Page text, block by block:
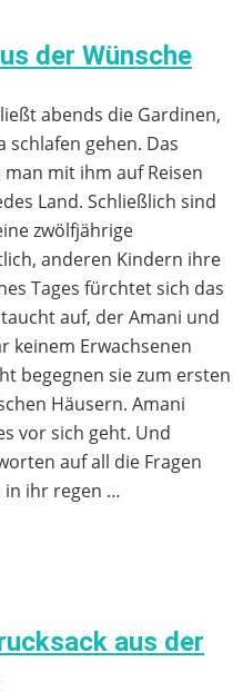
der Wünsche
abends die Gardinen,
schlafen gehen. Das
mit ihm auf Reisen
Land. Schließlich sind
zwölfjährige
anderen Kindern ihre
Tages fürchtet sich das
auf, der Amani und
keinem Erwachsenen
begegnen sie zum ersten
Häusern. Amani
vor sich geht. Und
auf all die Fragen
in ihr regen …
aus der